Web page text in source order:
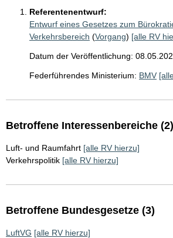
Referentenentwurf:
Entwurf eines Gesetzes zum
Verkehrsbereich (Vorgang) [alle RV
Datum der Veröffentlichung:
Federführendes Ministerium: BMV
Betroffene Interessenbereiche (2)
Luft- und Raumfahrt [alle RV hierzu]
Verkehrspolitik [alle RV hierzu]
Betroffene Bundesgesetze (3)
LuftVG [alle RV hierzu]